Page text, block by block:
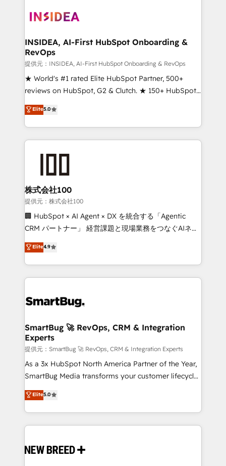
INSIDEA, AI-First HubSpot Onboarding &
RevOps
提供元：INSIDEA, AI-First HubSpot Onboarding & RevOps
★ World's #1 rated Elite HubSpot Partner, 500+
reviews on HubSpot, G2 & Clutch. ★ 150+ HubSpot
Certified Experts & Trainers across the team ★
1,500+ implementations across five continents ★ AI-
First, RevOps-led, Onboarding obsessed ★
Company of the Year 2024/25 INSIDEA helps
and build AI-powered workflows that drive adoption
from week one, in your time zone. What we do ➤
Onboarding: Live in weeks, with workflows built
around your business, not a template. ➤ Migration:
Move from any legacy CRM. Zero downtime, full data
run your revenue process. Sales, marketing, and
service wired together. ➤ AI and Integrations: Layer
tune-ups, feature rollouts, adoption coaching. Buying
HubSpot, switching to it, or reviving a stale portal?
We are built for the work.
Elite5.0
株式会社100
提供元：株式会社100
🏢 HubSpot × AI Agent × DX を統合する「Agentic
CRM パートナー」 経営課題と現場業務をつなぐAIネイ
ティブ・エージェンシーとして、HubSpot Eliteの実装
力で顧客フロント業務を再設計します。 💡 100inc は何
をする会社か？ HubSpotを共通基盤に、AIエージェン
トを組み込んだ顧客フロント業務（マーケティング・営
ィブ・エージェンシーです。事業部・グループ会社・部
を、CRMを軸とした全社共通基盤に再構築します。意
思決定者・PMO・現場担当者に並走します。 1️⃣
HubSpot導入・活用支援 顧客データの一元化から、
GTMの見える化・自動化まで。全Hub統合運用、デー
タ品質設計、グループ横断のCRM統合に対応します。
の一部をAIが自律実行する組織への移行を設計・実装。
Breeze・Claude等をHubSpotと連携させ、役割定義・
革を、構想から実装・定着までPMOとして主導。「設
Elite4.9
SmartBug 🚀 RevOps, CRM & Integration
Experts
提供元：SmartBug 🚀 RevOps, CRM & Integration Experts
As a 3x HubSpot North America Partner of the Year,
SmartBug Media transforms your customer lifecycle
into a revenue engine. Our unified ecosystem
includes specialized divisions Globalia (AI &
Software) and Point Success Media (Paid Media),
making this the official home for all three brands. 🔄
and system integrations powered by Globalia’s
Elite5.0